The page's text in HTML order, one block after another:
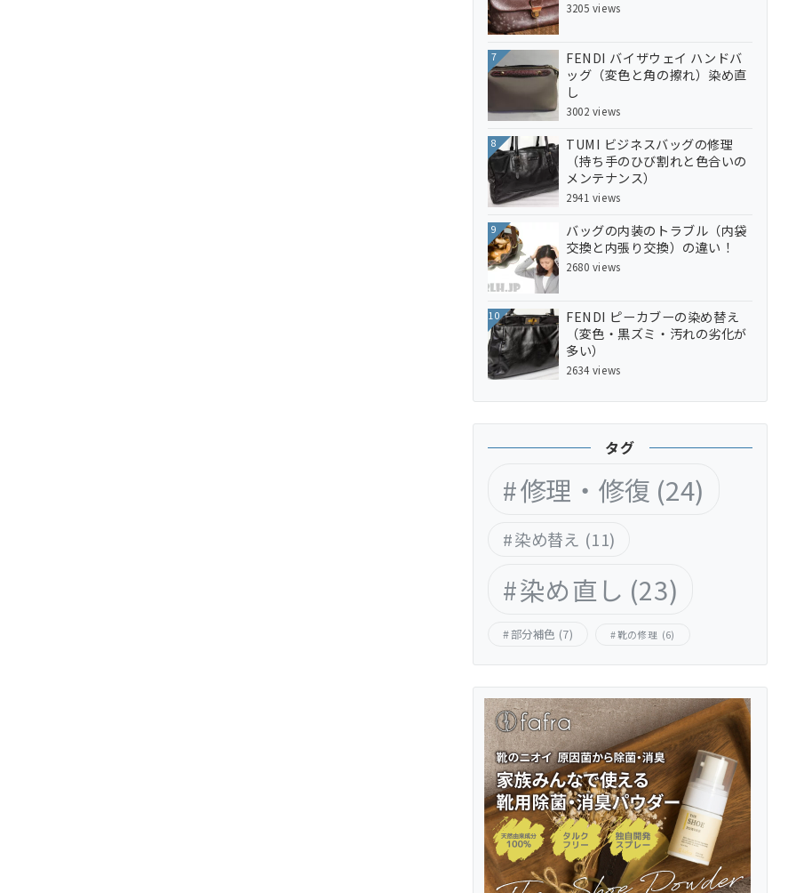
3205 views
7
FENDI バイザウェイ ハンドバ
ッグ（変色と角の擦れ）染め直
し
3002 views
8
TUMI ビジネスバッグの修理
（持ち手のひび割れと色合いの
メンテナンス）
2941 views
9
バッグの内装のトラブル（内袋
交換と内張り交換）の違い！
2680 views
10
FENDI ピーカブーの染め替え
（変色・黒ズミ・汚れの劣化が
多い）
2634 views
タグ
修理・修復 (24)
染め替え (11)
染め直し (23)
部分補色 (7) 靴の修理 (6)